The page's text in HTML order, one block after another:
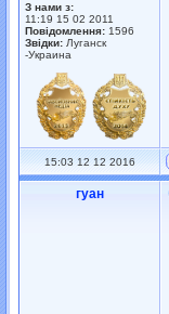
З нами з:
11:19 15 02 2011
Повідомлення: 1596
Звідки: Луганск
-Украина
15:03 12 12 2016
гуан